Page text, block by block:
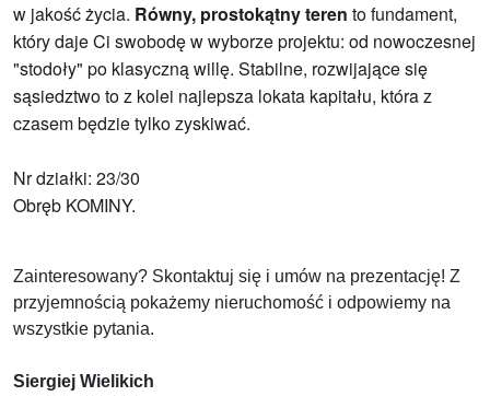
w jakość życia. Równy, prostokątny teren to fundament,
który daje Ci swobodę w wyborze projektu: od nowoczesnej
"stodoły" po klasyczną willę. Stabilne, rozwijające się
sąsiedztwo to z kolei najlepsza lokata kapitału, która z
czasem będzie tylko zyskiwać.
Nr działki: 23/30
Obręb KOMINY.
Zainteresowany? Skontaktuj się i umów na prezentację! Z
przyjemnością pokażemy nieruchomość i odpowiemy na
wszystkie pytania.
Siergiej Wielikich